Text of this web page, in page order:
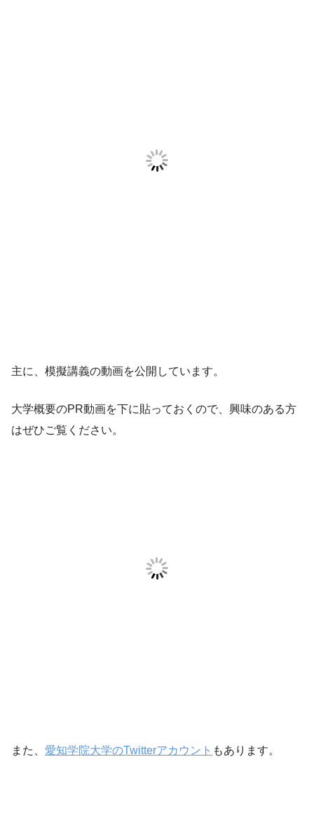
主に、模擬講義の動画を公開しています。
大学概要のPR動画を下に貼っておくので、興味のある方
はぜひご覧ください。
また、 愛知学院大学のTwitterアカウント もあります。